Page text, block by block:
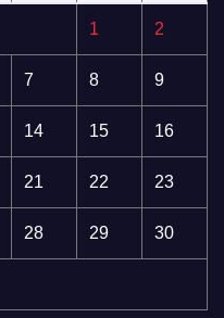
1 2
7 8 9
14 15 16
21 22 23
28 29 30